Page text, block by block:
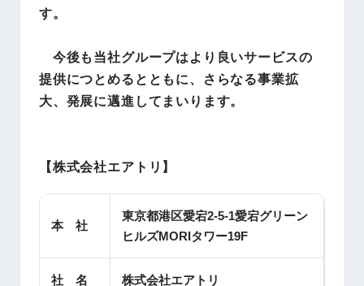
す。
今後も当社グループはより良いサービスの
提供につとめるとともに、さらなる事業拡
大、発展に邁進してまいります。
【株式会社エアトリ】
本 社
東京都港区愛宕2-5-1愛宕グリーン
ヒルズMORIタワー19F
社 名 株式会社エアトリ